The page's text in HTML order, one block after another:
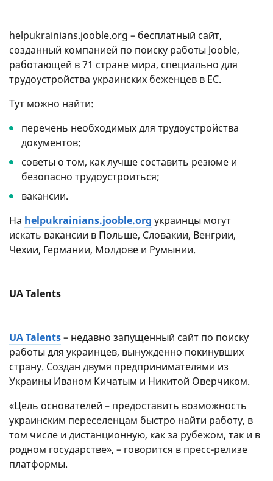
helpukrainians.jooble.org – бесплатный сайт,
созданный компанией по поиску работы Jooble,
работающей в 71 стране мира, специально для
трудоустройства украинских беженцев в ЕС.
Тут можно найти:
перечень необходимых для трудоустройства
документов;
советы о том, как лучше составить резюме и
безопасно трудоустроиться;
вакансии.
На helpukrainians.jooble.org украинцы могут
искать вакансии в Польше, Словакии, Венгрии,
Чехии, Германии, Молдове и Румынии.
UA Talents
UA Talents– недавно запущенный сайт по поиску
работы для украинцев, вынужденно покинувших
страну. Создан двумя предпринимателями из
Украины Иваном Кичатым и Никитой Оверчиком.
«Цель основателей – предоставить возможность
украинским переселенцам быстро найти работу, в
том числе и дистанционную, как за рубежом, так и в
родном государстве», – говорится в пресс-релизе
платформы.